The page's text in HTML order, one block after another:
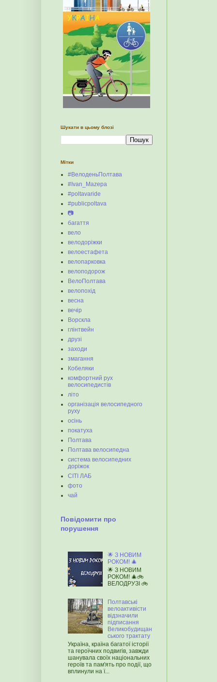
Шукати в цьому блозі
Мітки
#ВелоденьПолтава
#Ivan_Mazepa
#poltavaride
#publicpoltava
📷
багаття
вело
велодоріжки
велоестафета
велопарковка
велоподорож
ВелоПолтава
велопохід
весна
вечір
Ворскла
глінтвейн
друзі
заходи
змагання
Кобеляки
комфортний рух
велосипедистів
літо
організація велосипедного
руху
осінь
покатуха
Полтава
Полтава велосипедна
система велосипедних
доріжок
СІТІ ЛАБ
фото
чай
Повідомити про
порушення
🌟 З НОВИМ
РОКОМ! 🎄
🌟 З НОВИМ
РОКОМ! 🎄🚲
ВЕЛОДРУЗІ 🚲
Полтавські
велоактивісти
відзначили
підписання
Великобудищан
ського трактату
Україна, країна багатої історії
та героїчних подвигів, завжди
шанувала своїх національних
героїв та пам'ять про події, що
вплинули на ї...